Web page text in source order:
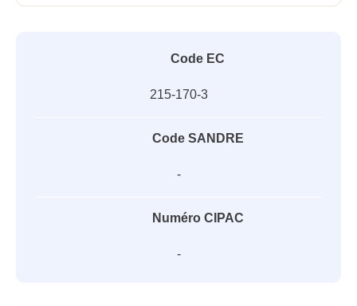
Code EC
215-170-3
Code SANDRE
-
Numéro CIPAC
-